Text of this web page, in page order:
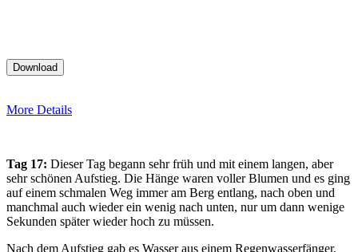
More Details
Tag 17: Dieser Tag begann sehr früh und mit einem langen, aber
sehr schönen Aufstieg. Die Hänge waren voller Blumen und es ging
auf einem schmalen Weg immer am Berg entlang, nach oben und
manchmal auch wieder ein wenig nach unten, nur um dann wenige
Sekunden später wieder hoch zu müssen.
Nach dem Aufstieg gab es Wasser aus einem Regenwasserfänger,